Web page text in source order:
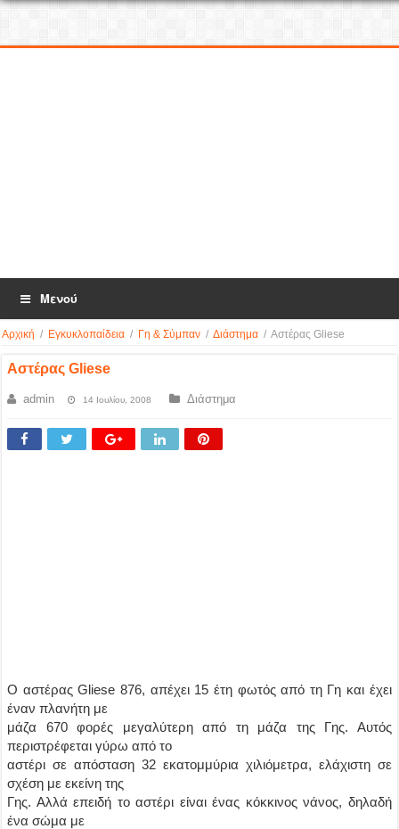
Μενού
Αρχική / Εγκυκλοπαίδεια / Γη & Σύμπαν / Διάστημα / Αστέρας Gliese
Αστέρας Gliese
admin 14 Ιουλίου, 2008 Διάστημα
Ο αστέρας Gliese 876, απέχει 15 έτη φωτός από τη Γη και έχει
έναν πλανήτη με
μάζα 670 φορές μεγαλύτερη από τη μάζα της Γης. Αυτός
περιστρέφεται γύρω από το
αστέρι σε απόσταση 32 εκατομμύρια χιλιόμετρα, ελάχιστη σε
σχέση με εκείνη της
Γης. Αλλά επειδή το αστέρι είναι ένας κόκκινος νάνος, δηλαδή
ένα σώμα με